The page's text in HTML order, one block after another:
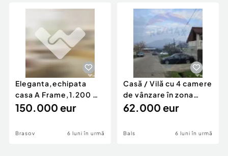
Animale de companie
Afaceri și echipamente profesionale
Inchiriere Bunuri si Vehicule
Utilaje agricole si industriale
Piese auto si accesorii
Dacia Duster
Eleganta,echipata
casa A Frame,1.200 mp
teren,deschidere Pia
150.000 eur
Brasov 6 luni în urmă
Casă / Vilă cu 4 camere
de vânzare în zona
Periferie
62.000 eur
Bals 6 luni în urmă